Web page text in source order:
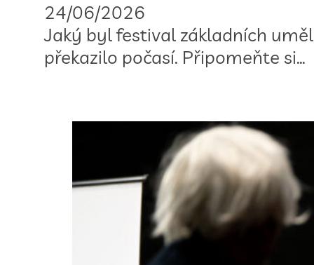
24/06/2026
Jaký byl festival základních
překazilo počasí. Připomeňte si…